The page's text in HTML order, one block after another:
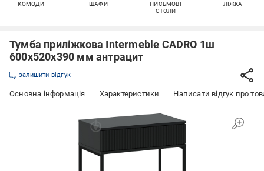
КОМОДИ ШАФИ
ПИСЬМОВІ
СТОЛИ
ЛІЖКА
Тумба приліжкова Intermeble CADRO 1ш
600x520x390 мм антрацит
залишити відгук
Основна інформація Характеристики Написати відгук про